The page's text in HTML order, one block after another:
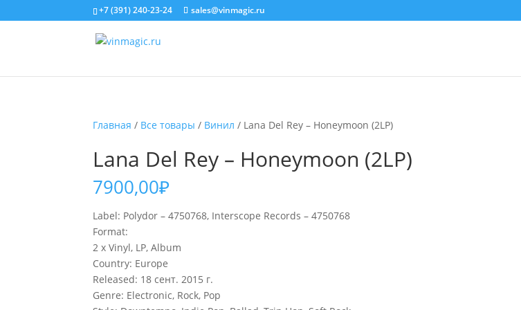
+7 (391) 240-23-24 sales@vinmagic.ru
Главная / Все товары / Винил / Lana Del Rey – Honeymoon (2LP)
Lana Del Rey – Honeymoon (2LP)
7900,00₽
Label: Polydor – 4750768, Interscope Records – 4750768
Format:
2 x Vinyl, LP, Album
Country: Europe
Released: 18 сент. 2015 г.
Genre: Electronic, Rock, Pop